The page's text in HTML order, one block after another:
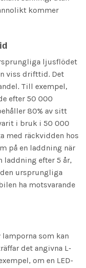
kommer
ljusflödet
viss drifttid. Det
Till exempel,
efter 50 000
80% av sitt
i bruk i 50 000
med räckvidden hos
på en laddning när
laddning efter 5 år,
ursprungliga
ha motsvarande
lamporna som kan
det angivna L-
om en LED-